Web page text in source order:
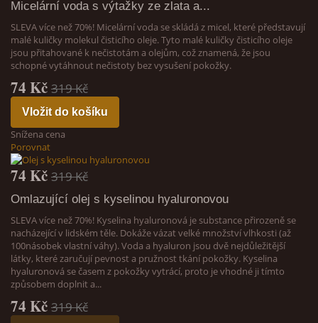
Micelární voda s výtažky ze zlata a...
SLEVA více než 70%! Micelární voda se skládá z micel, které představují
malé kuličky molekul čisticího oleje. Tyto malé kuličky čisticího oleje
jsou přitahované k nečistotám a olejům, což znamená, že jsou
schopné vytáhnout nečistoty bez vysušení pokožky.
74 Kč 319 Kč
Vložit do košíku
Snížena cena
Porovnat
74 Kč 319 Kč
Omlazující olej s kyselinou hyaluronovou
SLEVA více než 70%! Kyselina hyaluronová je substance přirozeně se
nacházející v lidském těle. Dokáže vázat velké množství vlhkosti (až
100násobek vlastní váhy). Voda a hyaluron jsou dvě nejdůležitější
látky, které zaručují pevnost a pružnost tkání pokožky. Kyselina
hyaluronová se časem z pokožky vytrácí, proto je vhodné ji tímto
způsobem doplnit a...
74 Kč 319 Kč